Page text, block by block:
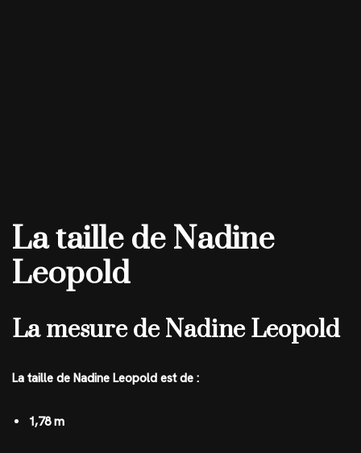
La taille de Nadine
Leopold
La mesure de Nadine Leopold
La taille de Nadine Leopold est de :
1,78 m